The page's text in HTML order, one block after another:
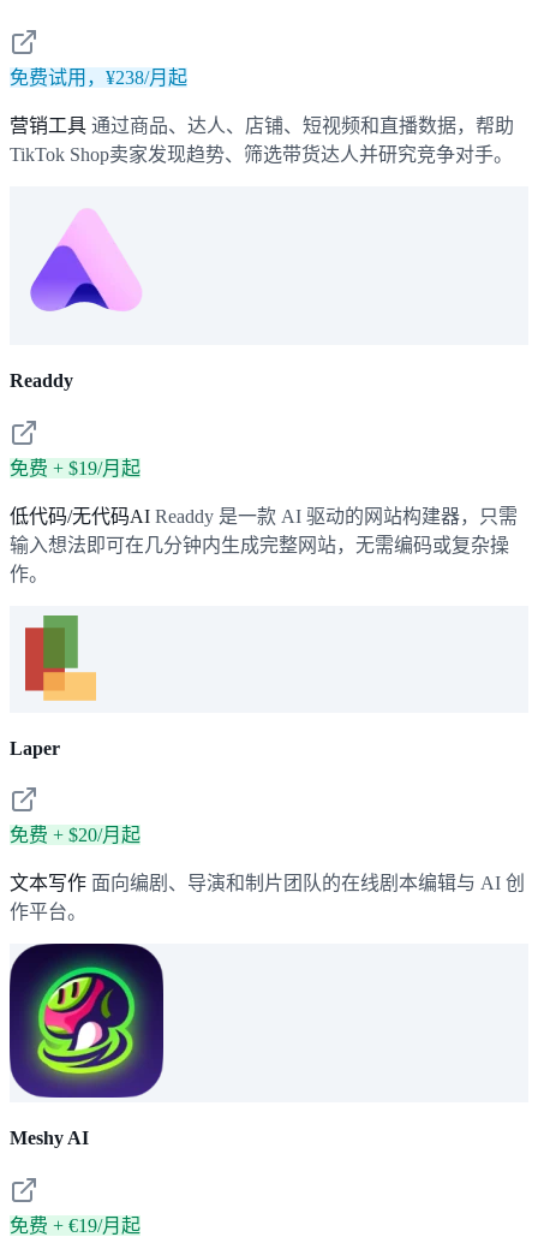
免费试用，¥238/月起
营销工具 通过商品、达人、店铺、短视频和直播数据，帮助
TikTok Shop卖家发现趋势、筛选带货达人并研究竞争对手。
Readdy
免费 + $19/月起
低代码/无代码AI Readdy 是一款 AI 驱动的网站构建器，只需
输入想法即可在几分钟内生成完整网站，无需编码或复杂操
作。
Laper
免费 + $20/月起
文本写作 面向编剧、导演和制片团队的在线剧本编辑与 AI 创
作平台。
Meshy AI
免费 + €19/月起